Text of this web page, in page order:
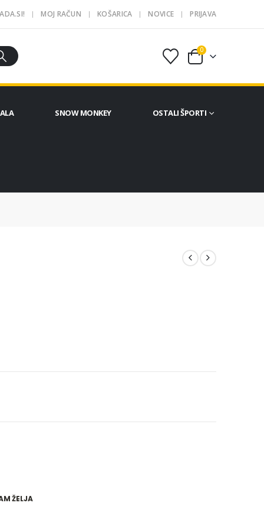
MOJ RAČUN KOŠARICA NOVICE PRIJAVA
0
SNOW MONKEY OSTALI ŠPORTI
ŽELJA